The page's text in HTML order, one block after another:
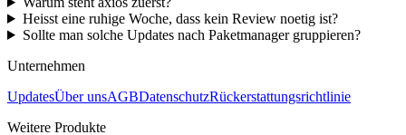
Heisst eine ruhige Woche, dass kein Review noetig ist?
Sollte man solche Updates nach Paketmanager gruppieren?
Unternehmen
UpdatesÜber unsAGBDatenschutzRückerstattungsrichtlinie
Weitere Produkte